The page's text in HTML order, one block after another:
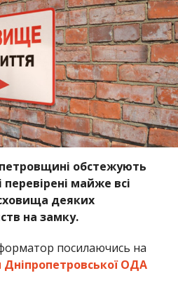
обстежують
майже всі
деяких
на замку.
посилаючись на
Дніпропетровської ОДА